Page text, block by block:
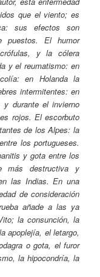
que el viento; es
sus efectos son
puestos. El humor
y la cólera
y el reumatismo: en
en Holanda la
intermitentes: en
y durante el invierno
rojos. El escorbuto
de los Alpes: la
los portugueses.
y gota entre los
más destructiva y
las Indias. En una
de consideración
añade a las ya
la consunción, la
apoplejía, el letargo,
o gota, el furor
la hipocondría, la